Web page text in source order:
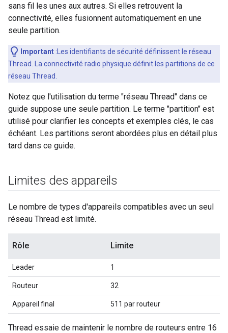
sans fil les unes aux autres. Si elles retrouvent la
connectivité, elles fusionnent automatiquement en une
seule partition.
Important :Les identifiants de sécurité définissent le réseau
Thread. La connectivité radio physique définit les partitions de ce
réseau Thread.
Notez que l'utilisation du terme "réseau Thread" dans ce
guide suppose une seule partition. Le terme "partition" est
utilisé pour clarifier les concepts et exemples clés, le cas
échéant. Les partitions seront abordées plus en détail plus
tard dans ce guide.
Limites des appareils
Le nombre de types d'appareils compatibles avec un seul
réseau Thread est limité.
Rôle Limite
Leader 1
Routeur 32
Appareil final 511 par routeur
Thread essaie de maintenir le nombre de routeurs entre 16